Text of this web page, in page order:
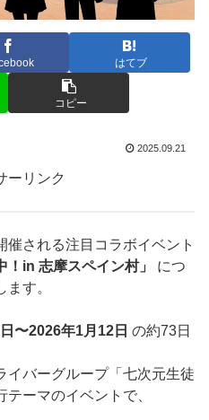
はてブ
コピー
2025.09.21
ーリンク
される注目コラボイベント
！in 志摩スペイン村」
につ
す。
〜2026年1月12日 の約73日
イバーグループ「七次元生徒
ーマのイベントで、